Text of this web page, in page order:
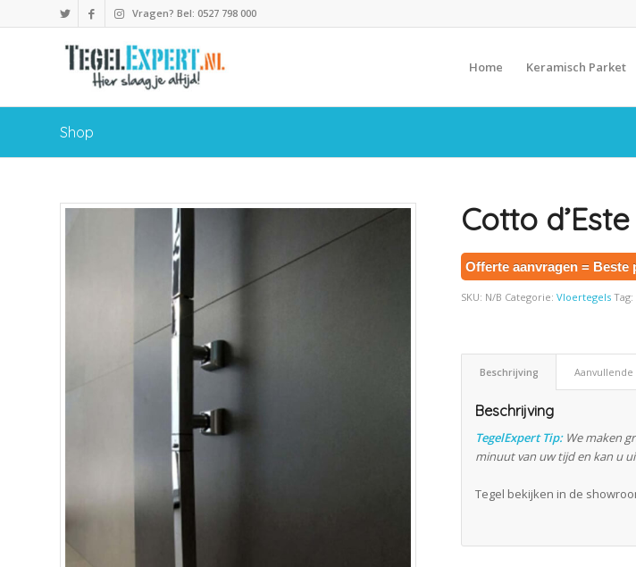
Vragen? Bel: 0527 798 000
Home Keramisch Parket
Shop
Cotto
Offerte aanvragen = Beste
SKU: N/B Categorie:Vloertegels Tag:
Beschrijving
Beschrijving
TegelExpert Tip:We maken
minuut van uw tijd en kan u
Tegel bekijken in de